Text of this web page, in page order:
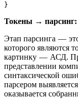
}
Токены → парсинг:
Этап парсинга —
которого являются
картинку — АСД.
представлении
синтаксической
парсером
оказывается